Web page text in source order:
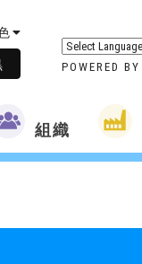
POWERED BY
組織